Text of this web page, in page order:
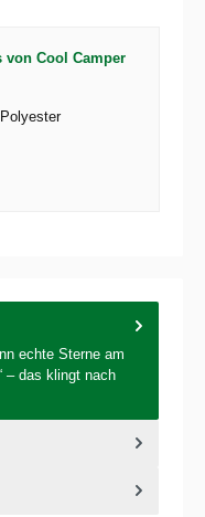
von Cool Camper
echte Sterne am
– das klingt nach